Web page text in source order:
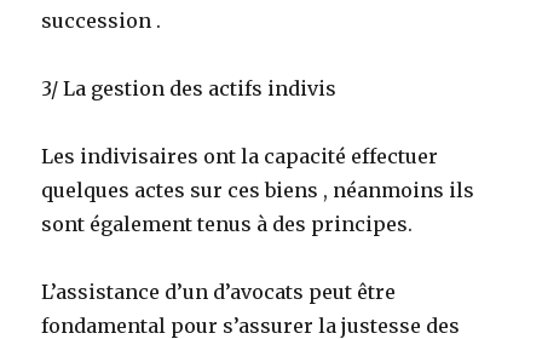
succession .
3/ La gestion des actifs indivis
Les indivisaires ont la capacité effectuer
quelques actes sur ces biens , néanmoins ils
sont également tenus à des principes.
L’assistance d’un d’avocats peut être
fondamental pour s’assurer la justesse des